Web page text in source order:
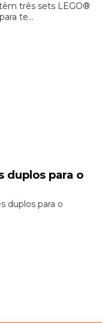
três sets LEGO®
te...
duplos para o
duplos para o